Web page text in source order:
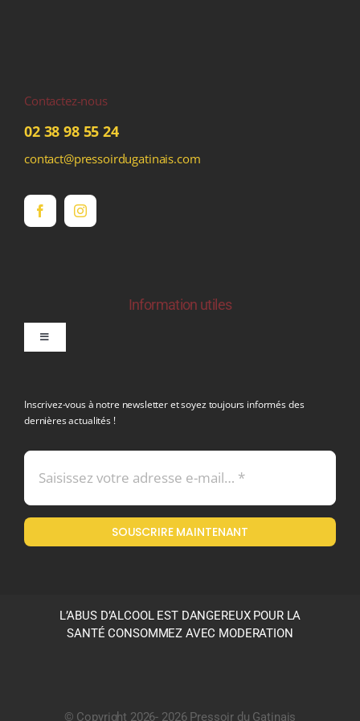
Contactez-nous
02 38 98 55 24
contact@pressoirdugatinais.com
Information utiles
Toggle
Mentions légales
Politique en matière de remboursements et de retours
Inscrivez-vous à notre newsletter et soyez toujours informés des
dernières actualités !
SOUSCRIRE MAINTENANT
L’ABUS D’ALCOOL EST DANGEREUX POUR LA
SANTÉ CONSOMMEZ AVEC MODERATION
© Copyright 2026- 2026 Pressoir du Gatinais